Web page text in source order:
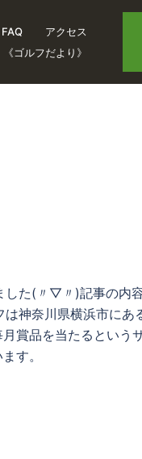
FAQ
アクセス
《ゴルフだより》
した(〃▽〃)記事の内
神奈川県横浜市にあ
賞品を当たるという
す。